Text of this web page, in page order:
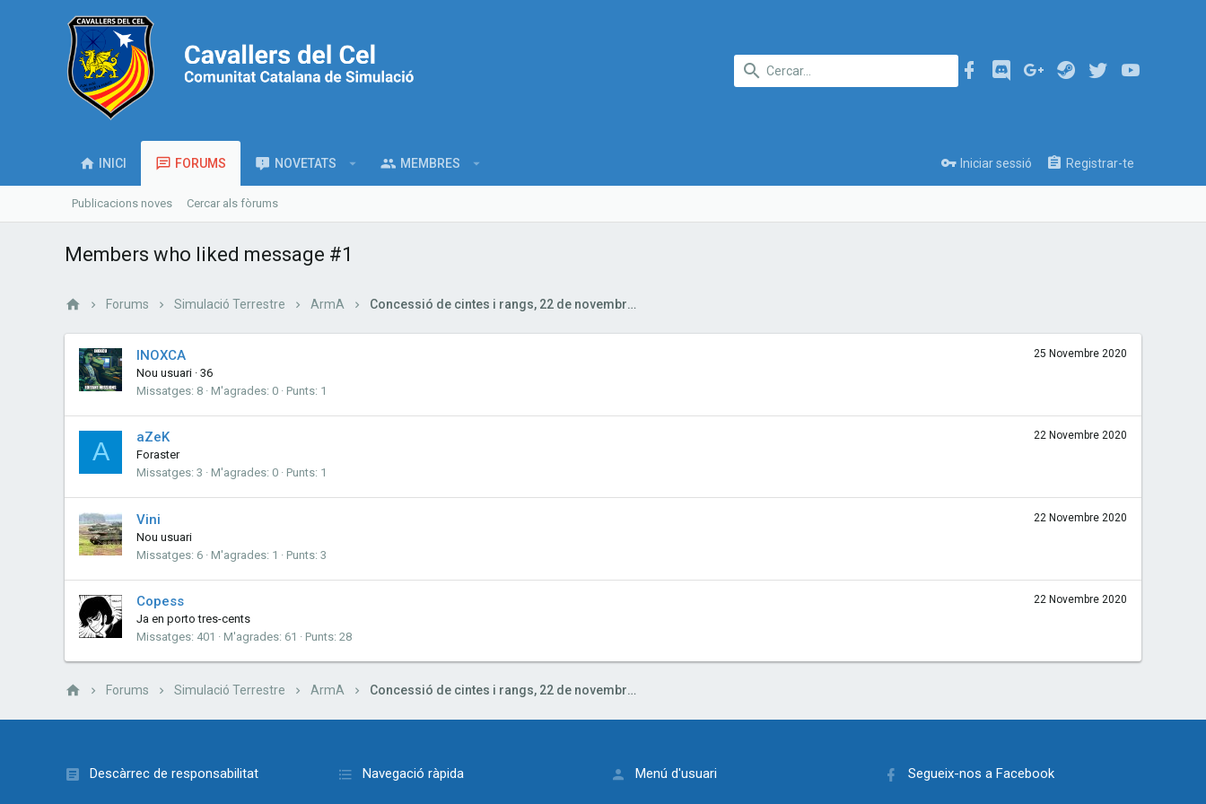
INICI FORUMS NOVETATS MEMBRES Iniciar sessió Registrar-te
Publicacions noves Cercar als fòrums
Members who liked message #1
Forums Simulació Terrestre ArmA Concessió de cintes i rangs, 22 de novembre 2020
25 Novembre 2020
INOXCA
Nou usuari · 36
Missatges 8 M'agrades 0 Punts 1
A
22 Novembre 2020
aZeK
Foraster
Missatges 3 M'agrades 0 Punts 1
22 Novembre 2020
Vini
Nou usuari
Missatges 6 M'agrades 1 Punts 3
22 Novembre 2020
Copess
Ja en porto tres-cents
Missatges 401 M'agrades 61 Punts 28
Forums Simulació Terrestre ArmA Concessió de cintes i rangs, 22 de novembre 2020
Descàrrec de responsabilitat Navegació ràpida Menú d'usuari Segueix-nos a Facebook